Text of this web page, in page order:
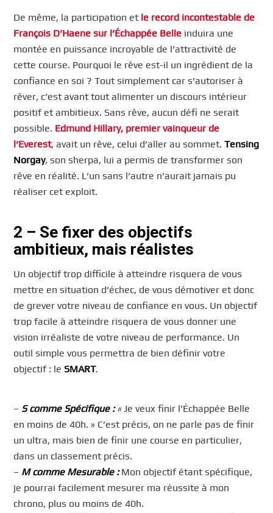
De même, la participation et le record incontestable de
François D’Haene sur l’Échappée Belle induira une
montée en puissance incroyable de l’attractivité de
cette course. Pourquoi le rêve est-il un ingrédient de la
confiance en soi ? Tout simplement car s’autoriser à
rêver, c’est avant tout alimenter un discours intérieur
positif et ambitieux. Sans rêve, aucun défi ne serait
possible. Edmund Hillary, premier vainqueur de
l’Everest, avait un rêve, celui d’aller au sommet.Tensing
Norgay, son sherpa, lui a permis de transformer son
rêve en réalité. L’un sans l’autre n’aurait jamais pu
réaliser cet exploit.
2 – Se fixer des objectifs
ambitieux, mais réalistes
Un objectif trop difficile à atteindre risquera de vous
mettre en situation d’échec, de vous démotiver et donc
de grever votre niveau de confiance en vous. Un objectif
trop facile à atteindre risquera de vous donner une
vision irréaliste de votre niveau de performance. Un
outil simple vous permettra de bien définir votre
objectif : le SMART.
– S comme Spécifique :«Je veux finir l’Échappée Belle
en moins de 40h. » C’est précis, on ne parle pas de finir
un ultra, mais bien de finir une course en particulier,
dans un classement précis.
– M comme Mesurable : Mon objectif étant spécifique,
je pourrai facilement mesurer ma réussite à mon
chrono, plus ou moins de 40h.